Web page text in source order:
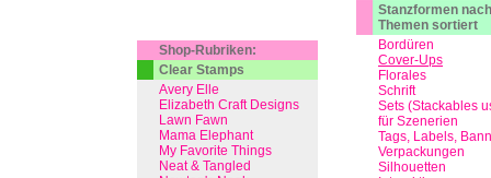
Stanzformen nach
Themen sortiert
Bordüren
Cover-Ups
Florales
Schrift
Sets (Stackables
für Szenerien
Tags, Labels,
Verpackungen
Silhouetten
Shop-Rubriken:
Clear Stamps
Avery Elle
Elizabeth Craft Designs
Lawn Fawn
Mama Elephant
My Favorite Things
Neat & Tangled